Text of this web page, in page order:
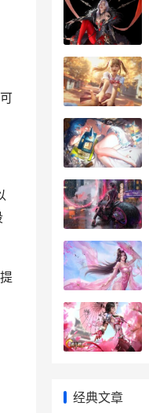
经典文章